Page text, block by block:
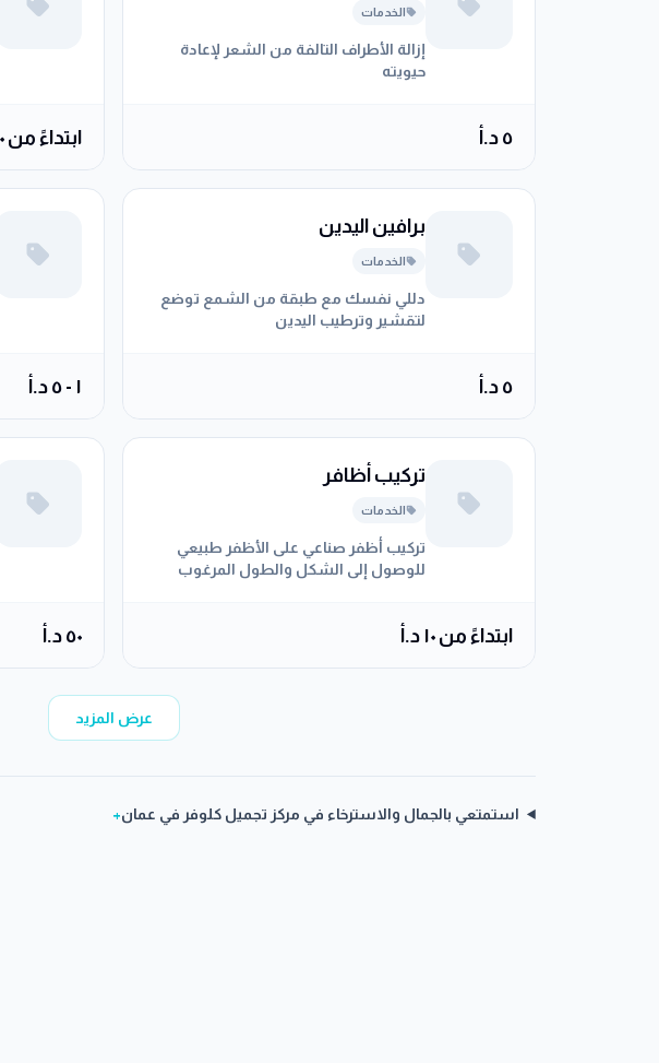
الخدمات
إزالة الأطراف التالفة من الشعر لإعادة
حيويته
٥ د.أ ابتداءً من ٥٠ د.أ
برافين اليدين
الخدمات
دللي نفسك مع طبقة من الشمع توضع
لتقشير وترطيب اليدين
٥ د.أ ١ - ٥ د.أ
تركيب أظافر
الخدمات
تركيب أظفر صناعي على الأظفر طبيعي
للوصول إلى الشكل والطول المرغوب
ابتداءً من ١٠ د.أ ٥٠ د.أ
عرض المزيد
استمتعي بالجمال والاسترخاء في مركز تجميل كلوفر في عمان+